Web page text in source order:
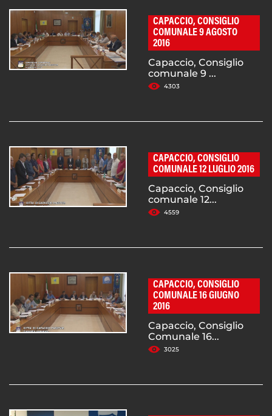
CAPACCIO, CONSIGLIO
COMUNALE 9 AGOSTO
2016
Capaccio, Consiglio
comunale 9 ...
4303
CAPACCIO, CONSIGLIO
COMUNALE 12 LUGLIO 2016
Capaccio, Consiglio
comunale 12...
4559
CAPACCIO, CONSIGLIO
COMUNALE 16 GIUGNO
2016
Capaccio, Consiglio
Comunale 16...
3025